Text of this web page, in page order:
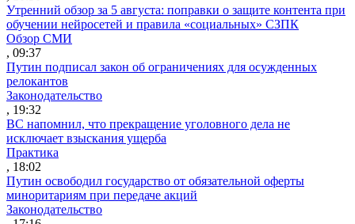
Утренний обзор за 5 августа: поправки о защите контента при
обучении нейросетей и правила «социальных» СЗПК
Обзор СМИ
, 09:37
Путин подписал закон об ограничениях для осужденных
релокантов
Законодательство
, 19:32
ВС напомнил, что прекращение уголовного дела не
исключает взыскания ущерба
Практика
, 18:02
Путин освободил государство от обязательной оферты
миноритариям при передаче акций
Законодательство